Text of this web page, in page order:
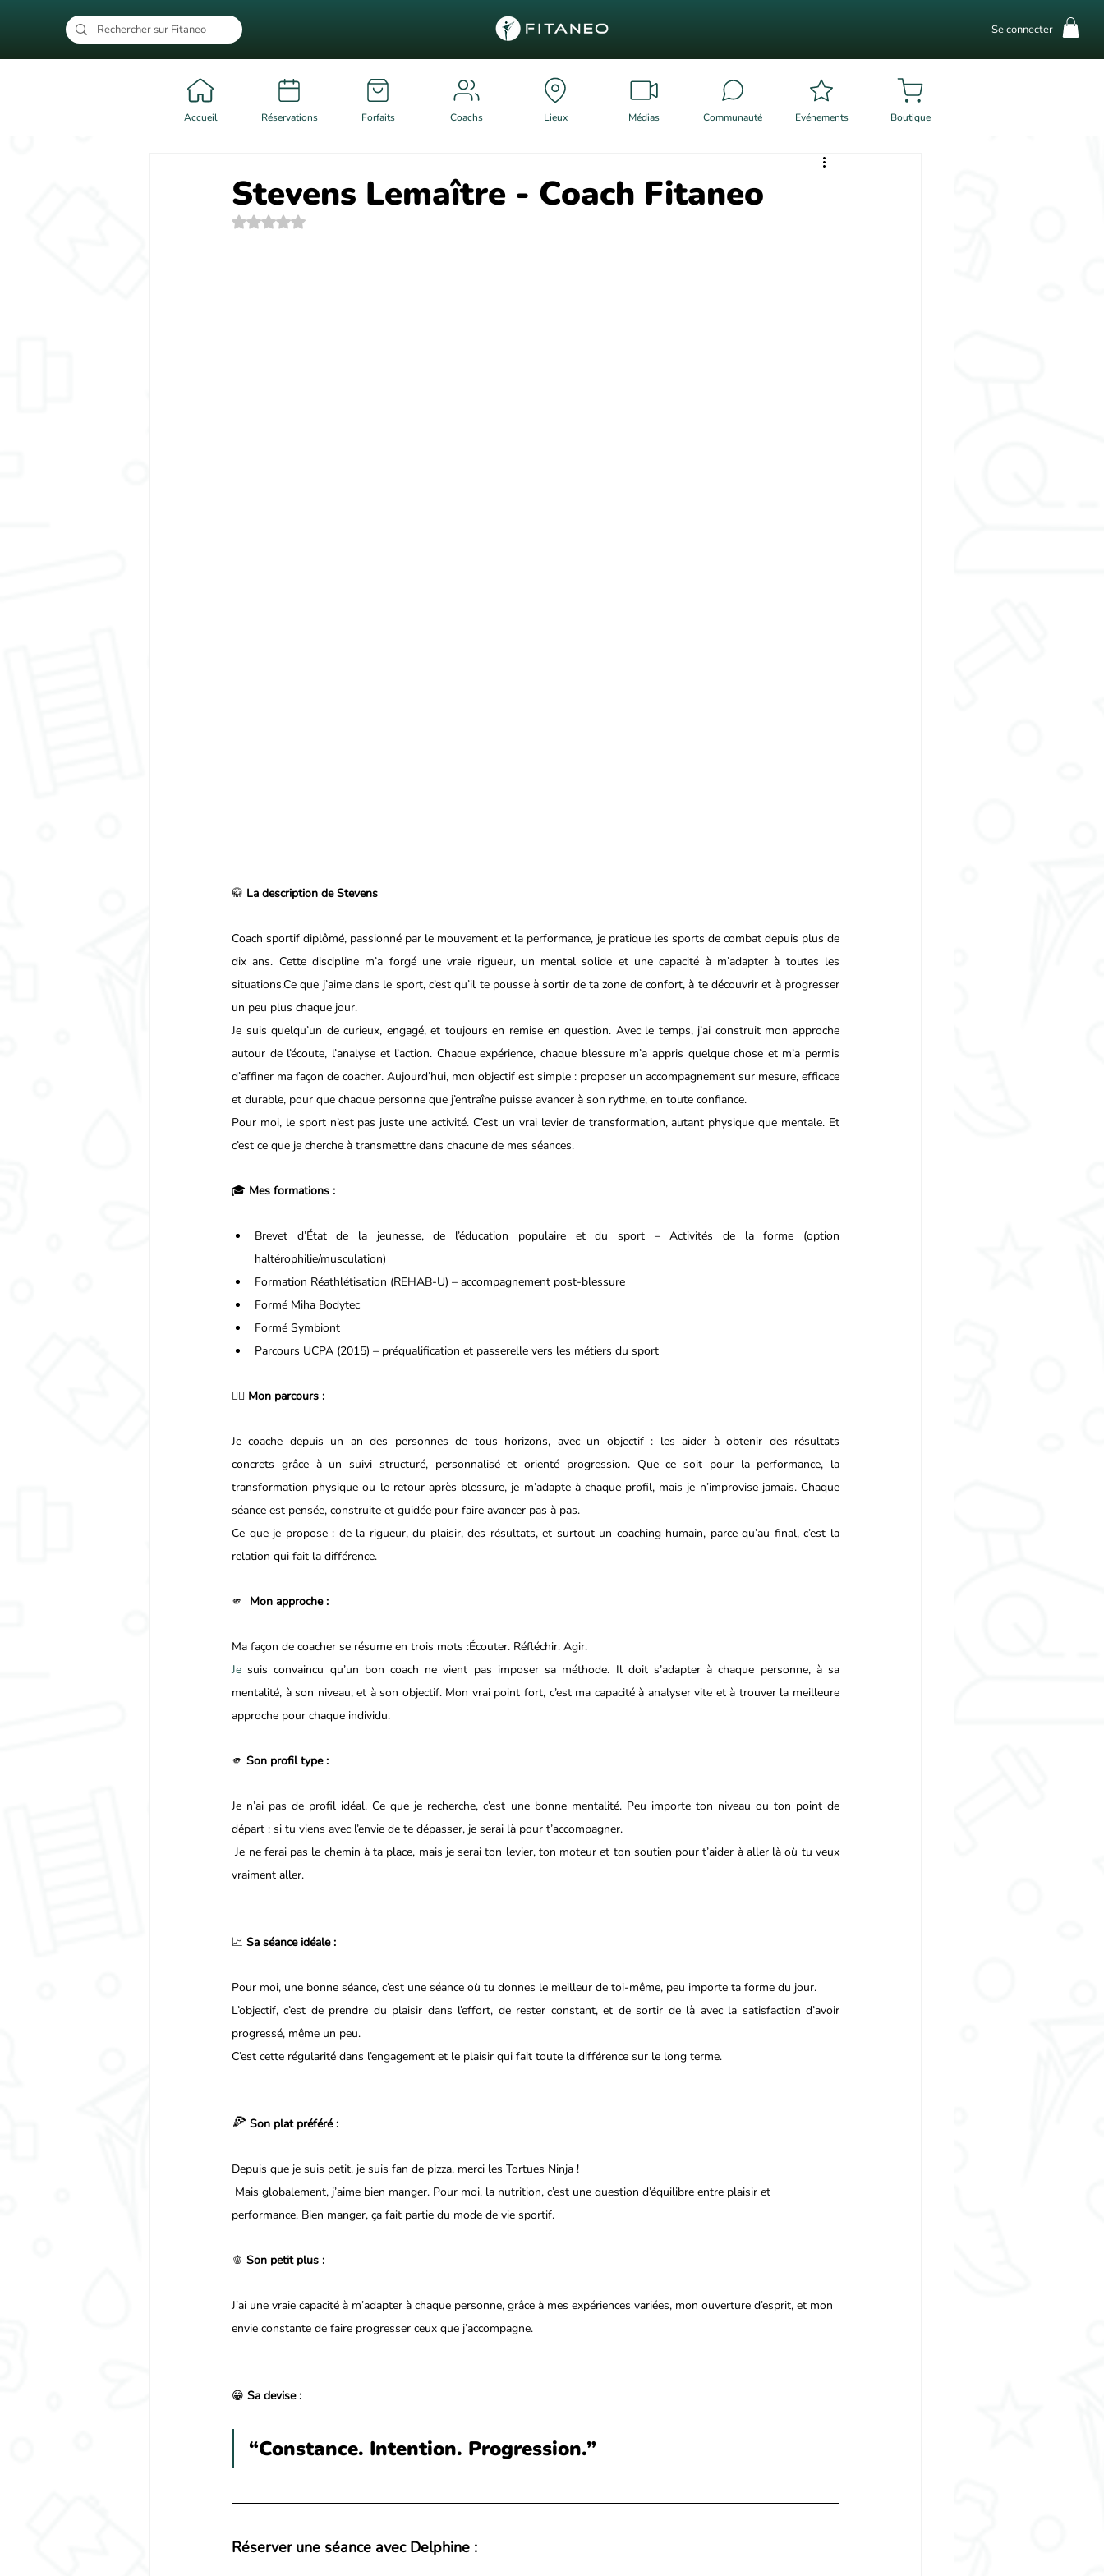
Se connecter
Accueil Réservations Forfaits Coachs Lieux Médias Communauté Evénements Boutique
Stevens Lemaître - Coach Fitaneo
Noté NaN étoiles sur 5.
🥋 La description de Stevens
Coach sportif diplômé, passionné par le mouvement et la performance, je pratique les sports de combat depuis plus de
dix ans. Cette discipline m’a forgé une vraie rigueur, un mental solide et une capacité à m’adapter à toutes les
situations.Ce que j’aime dans le sport, c’est qu’il te pousse à sortir de ta zone de confort, à te découvrir et à progresser
un peu plus chaque jour.
Je suis quelqu’un de curieux, engagé, et toujours en remise en question. Avec le temps, j’ai construit mon approche
autour de l’écoute, l’analyse et l’action. Chaque expérience, chaque blessure m’a appris quelque chose et m’a permis
d’affiner ma façon de coacher. Aujourd’hui, mon objectif est simple : proposer un accompagnement sur mesure, efficace
et durable, pour que chaque personne que j’entraîne puisse avancer à son rythme, en toute confiance.
Pour moi, le sport n’est pas juste une activité. C’est un vrai levier de transformation, autant physique que mentale. Et
c’est ce que je cherche à transmettre dans chacune de mes séances.
🎓 Mes formations :
Brevet d’État de la jeunesse, de l’éducation populaire et du sport – Activités de la forme (option
haltérophilie/musculation)
Formation Réathlétisation (REHAB-U) – accompagnement post-blessure
Formé Miha Bodytec
Formé Symbiont
Parcours UCPA (2015) – préqualification et passerelle vers les métiers du sport
🏋️‍♀️ Mon parcours :
Je coache depuis un an des personnes de tous horizons, avec un objectif : les aider à obtenir des résultats
concrets grâce à un suivi structuré, personnalisé et orienté progression. Que ce soit pour la performance, la
transformation physique ou le retour après blessure, je m’adapte à chaque profil, mais je n’improvise jamais. Chaque
séance est pensée, construite et guidée pour faire avancer pas à pas.
Ce que je propose : de la rigueur, du plaisir, des résultats, et surtout un coaching humain, parce qu’au final, c’est la
relation qui fait la différence.
🫵 Mon approche :
Ma façon de coacher se résume en trois mots :Écouter. Réfléchir. Agir.
Je suis convaincu qu’un bon coach ne vient pas imposer sa méthode. Il doit s’adapter à chaque personne, à sa
mentalité, à son niveau, et à son objectif. Mon vrai point fort, c’est ma capacité à analyser vite et à trouver la meilleure
approche pour chaque individu.
🫵 Son profil type :
Je n’ai pas de profil idéal. Ce que je recherche, c’est une bonne mentalité. Peu importe ton niveau ou ton point de
départ : si tu viens avec l’envie de te dépasser, je serai là pour t’accompagner.
Je ne ferai pas le chemin à ta place, mais je serai ton levier, ton moteur et ton soutien pour t’aider à aller là où tu veux
vraiment aller.
📈 Sa séance idéale :
Pour moi, une bonne séance, c’est une séance où tu donnes le meilleur de toi-même, peu importe ta forme du jour.
L’objectif, c’est de prendre du plaisir dans l’effort, de rester constant, et de sortir de là avec la satisfaction d’avoir
progressé, même un peu.
C’est cette régularité dans l’engagement et le plaisir qui fait toute la différence sur le long terme.
🍕 Son plat préféré :
Depuis que je suis petit, je suis fan de pizza, merci les Tortues Ninja !
performance. Bien manger, ça fait partie du mode de vie sportif.
🫑 Son petit plus :
J’ai une vraie capacité à m’adapter à chaque personne, grâce à mes expériences variées, mon ouverture d’esprit, et mon
envie constante de faire progresser ceux que j’accompagne.
😁 Sa devise :
“Constance. Intention. Progression.”
Réserver une séance avec Delphine :